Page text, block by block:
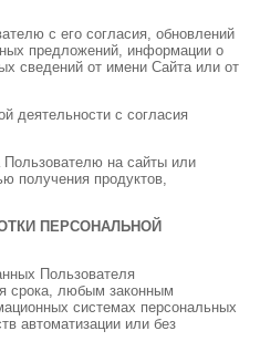
с его согласия, обновлений
предложений, информации о
сведений от имени Сайта или от
деятельности с согласия
на сайты или
получения продуктов,
ПЕРСОНАЛЬНОЙ
Пользователя
срока, любым законным
системах персональных
автоматизации или без